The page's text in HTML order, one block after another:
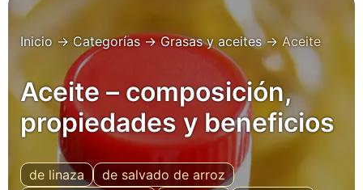
Inicio → Categorías→Grasas y aceites→Aceite
Aceite – composición,
propiedades y beneficios
de linaza
de salvado de arroz